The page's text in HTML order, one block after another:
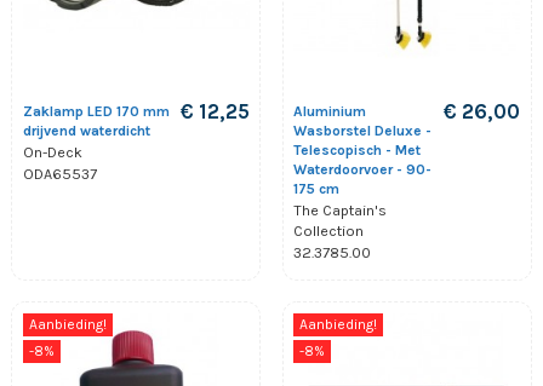
Zaklamp LED 170 mm
drijvend waterdicht
On-Deck
ODA65537
€ 12,25
Aluminium
Wasborstel Deluxe -
Telescopisch - Met
Waterdoorvoer - 90-
175 cm
The Captain's
Collection
32.3785.00
€ 26,00
Aanbieding!
-8%
Aanbieding!
-8%